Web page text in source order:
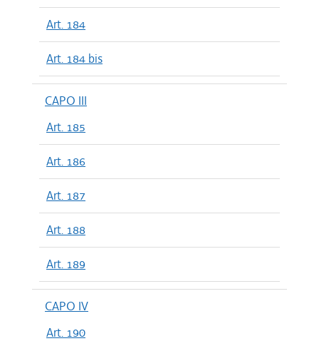
Art. 184
Art. 184 bis
CAPO III
Art. 185
Art. 186
Art. 187
Art. 188
Art. 189
CAPO IV
Art. 190